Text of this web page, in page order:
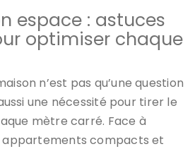
espace : astuces
optimiser chaque
n’est pas qu’une question
une nécessité pour tirer le
mètre carré. Face à
appartements compacts et